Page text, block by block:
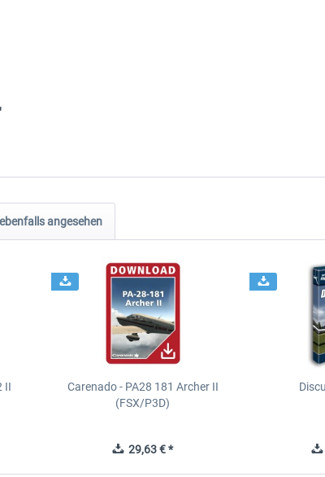
angesehen
II
Carenado - PA28 181 Archer II
(FSX/P3D)
29,63 € *